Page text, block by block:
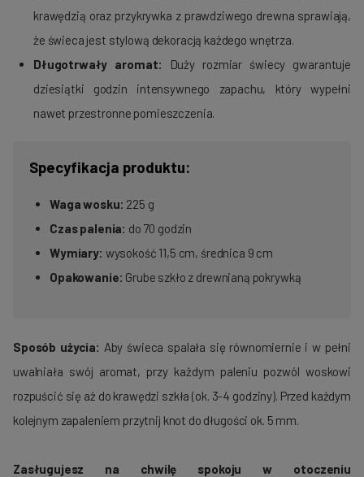
krawędzią oraz przykrywka z prawdziwego drewna sprawiają,
że świeca jest stylową dekoracją każdego wnętrza.
Długotrwały aromat: Duży rozmiar świecy gwarantuje
dziesiątki godzin intensywnego zapachu, który wypełni
nawet przestronne pomieszczenia.
Specyfikacja produktu:
Waga wosku: 225 g
Czas palenia: do 70 godzin
Wymiary: wysokość 11,5 cm, średnica 9 cm
Opakowanie: Grube szkło z drewnianą pokrywką
Sposób użycia: Aby świeca spalała się równomiernie i w pełni
uwalniała swój aromat, przy każdym paleniu pozwól woskowi
rozpuścić się aż do krawędzi szkła (ok. 3-4 godziny). Przed każdym
kolejnym zapaleniem przytnij knot do długości ok. 5 mm.
Zasługujesz na chwilę spokoju w otoczeniu